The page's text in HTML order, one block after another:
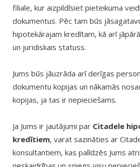
filiale, kur aizpildīsiet pieteikuma
dokumentus. Pēc tam būs
hipotekārajam kredītam, kā arī
un juridiskais statuss.
Jums būs jāuzrāda arī derīgas
dokumentu kopijas un nākamās
kopijas, ja tas ir nepieciešams.
Ja Jums ir jautājumi par Citadele
kredītiem, varat sazināties ar
konsultantiem, kas palīdzēs Jums